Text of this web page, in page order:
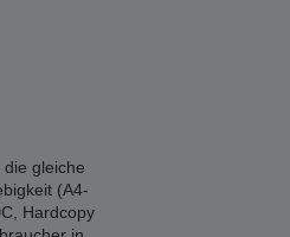
gleiche
(A4-
Hardcopy